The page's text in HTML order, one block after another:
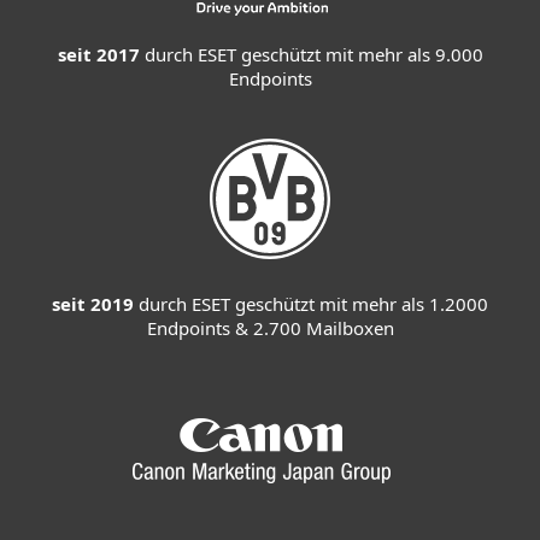
seit 2017 durch ESET geschützt mit mehr als 9.000
Endpoints
seit 2019 durch ESET geschützt mit mehr als 1.2000
Endpoints & 2.700 Mailboxen